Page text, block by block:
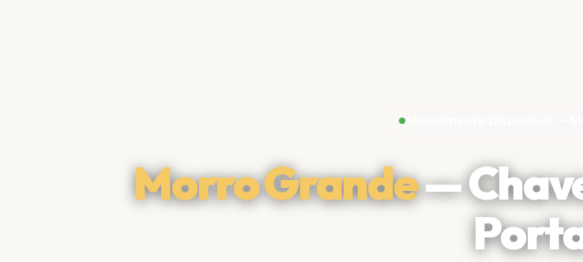
Atendimento Disponível —
Morro Grande—